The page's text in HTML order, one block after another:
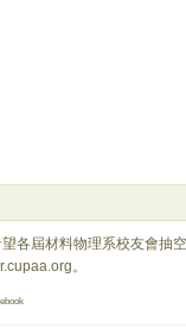
各屆材料物理系校友會抽
。